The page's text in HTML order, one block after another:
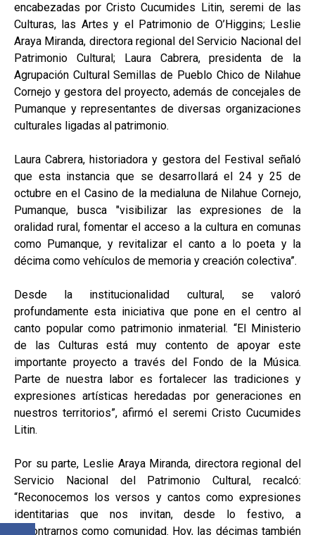
encabezadas por Cristo Cucumides Litin, seremi de las
Culturas, las Artes y el Patrimonio de O’Higgins; Leslie
Araya Miranda, directora regional del Servicio Nacional del
Patrimonio Cultural; Laura Cabrera, presidenta de la
Agrupación Cultural Semillas de Pueblo Chico de Nilahue
Cornejo y gestora del proyecto, además de concejales de
Pumanque y representantes de diversas organizaciones
culturales ligadas al patrimonio.
Laura Cabrera, historiadora y gestora del Festival señaló
que esta instancia que se desarrollará el 24 y 25 de
octubre en el Casino de la medialuna de Nilahue Cornejo,
Pumanque, busca "visibilizar las expresiones de la
oralidad rural, fomentar el acceso a la cultura en comunas
como Pumanque, y revitalizar el canto a lo poeta y la
décima como vehículos de memoria y creación colectiva”.
Desde la institucionalidad cultural, se valoró
profundamente esta iniciativa que pone en el centro al
canto popular como patrimonio inmaterial. “El Ministerio
de las Culturas está muy contento de apoyar este
importante proyecto a través del Fondo de la Música.
Parte de nuestra labor es fortalecer las tradiciones y
expresiones artísticas heredadas por generaciones en
nuestros territorios”, afirmó el seremi Cristo Cucumides
Litin.
Por su parte, Leslie Araya Miranda, directora regional del
Servicio Nacional del Patrimonio Cultural, recalcó:
“Reconocemos los versos y cantos como expresiones
identitarias que nos invitan, desde lo festivo, a
encontrarnos como comunidad. Hoy, las décimas también